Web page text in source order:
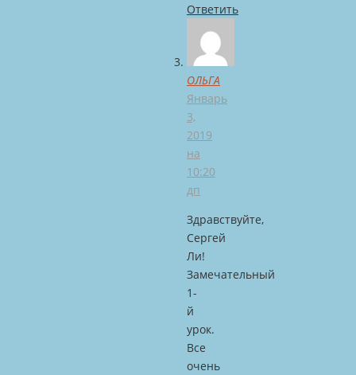
Ответить
ОЛЬГА
Январь
3,
2019
на
10:20
дп
Здравствуйте,
Сергей
Ли!
Замечательный
1-
й
урок.
Все
очень